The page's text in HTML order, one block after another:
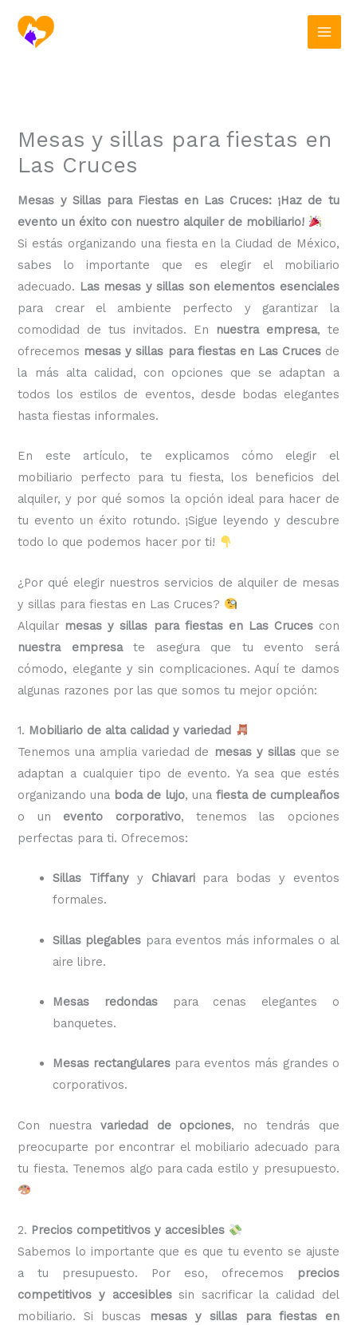
contenido
Mesas y sillas para fiestas en
Las Cruces
Mesas y Sillas para Fiestas en Las Cruces: ¡Haz de tu
evento un éxito con nuestro alquiler de mobiliario!
Si estás organizando una fiesta en la Ciudad de México,
sabes lo importante que es elegir el mobiliario
adecuado. Las mesas y sillas son elementos esenciales
para crear el ambiente perfecto y garantizar la
comodidad de tus invitados. En
nuestra empresa, te
ofrecemos mesas y sillas para fiestas en Las Crucesde
la más alta calidad, con opciones que se adaptan a
todos los estilos de eventos, desde bodas elegantes
hasta fiestas informales.
En este artículo, te explicamos cómo elegir el
mobiliario perfecto para tu fiesta, los beneficios del
alquiler, y por qué somos la opción ideal para hacer de
tu evento un éxito rotundo. ¡Sigue leyendo y descubre
todo lo que podemos hacer por ti!
¿Por qué elegir nuestros servicios de alquiler de mesas
y sillas para fiestas en Las Cruces?
Alquilar mesas y sillas para fiestas en Las Crucescon
nuestra empresate asegura que tu evento será
cómodo, elegante y sin complicaciones. Aquí te damos
algunas razones por las que somos tu mejor opción:
1. Mobiliario de alta calidad y variedad
Tenemos una amplia variedad de mesas y sillasque se
adaptan a cualquier tipo de evento. Ya sea que estés
organizando una boda de lujo, una fiesta de cumpleaños
o un evento corporativo, tenemos las opciones
perfectas para ti. Ofrecemos:
Sillas Tiffanyy Chiavaripara bodas y eventos
formales.
Sillas plegables para eventos más informales o al
aire libre.
Mesas redondaspara cenas elegantes o
banquetes.
Mesas rectangulares para eventos más grandes o
corporativos.
Con nuestra variedad de opciones, no tendrás que
preocuparte por encontrar el mobiliario adecuado para
tu fiesta. Tenemos algo para cada estilo y presupuesto.
2. Precios competitivos y accesibles
Sabemos lo importante que es que tu evento se ajuste
a tu presupuesto. Por eso, ofrecemos
precios
competitivos y accesiblessin sacrificar la calidad del
mobiliario. Si buscas
mesas y sillas para fiestas en